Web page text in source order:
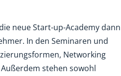
neue Start-up-Academy dann
In den Seminaren und
Networking
stehen sowohl